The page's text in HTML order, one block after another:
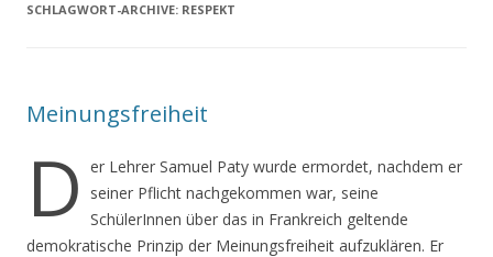
SCHLAGWORT-ARCHIVE: RESPEKT
Meinungsfreiheit
D er Lehrer Samuel Paty wurde ermordet, nachdem er
seiner Pflicht nachgekommen war, seine
SchülerInnen über das in Frankreich geltende
demokratische Prinzip der Meinungsfreiheit aufzuklären. Er